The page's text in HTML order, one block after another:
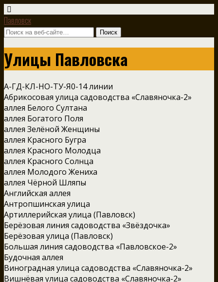
Павловск
Улицы Павловска
А-ГД-КЛ-НО-ТУ-Я0-14 линии
Абрикосовая улица садоводства «Славяночка-2»
аллея Белого Султана
аллея Богатого Поля
аллея Зелёной Женщины
аллея Красного Бугра
аллея Красного Молодца
аллея Красного Солнца
аллея Молодого Жениха
аллея Чёрной Шляпы
Английская аллея
Антропшинская улица
Артиллерийская улица (Павловск)
Берёзовая линия садоводства «Звёздочка»
Берёзовая улица (Павловск)
Большая линия садоводства «Павловское-2»
Будочная аллея
Виноградная улица садоводства «Славяночка-2»
Вишнёвая улица садоводства «Славяночка-2»